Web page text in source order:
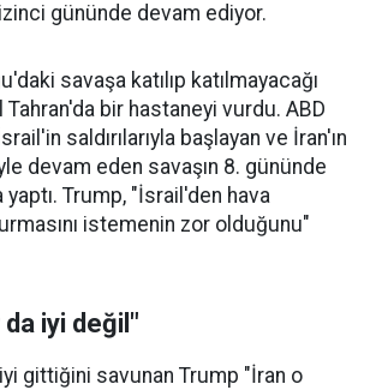
gününde devam ediyor.
savaşa katılıp katılmayacağı
Tahran'da bir hastaneyi vurdu. ABD
saldırılarıyla başlayan ve İran'ın
devam eden savaşın 8. gününde
yaptı. Trump, "İsrail'den hava
istemenin zor olduğunu"
iyi değil"
gittiğini savunan Trump "İran o